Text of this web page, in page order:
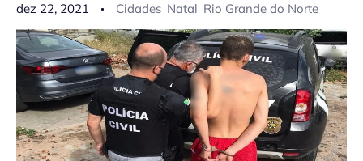
dez 22, 2021 Cidades Natal Rio Grande do Norte